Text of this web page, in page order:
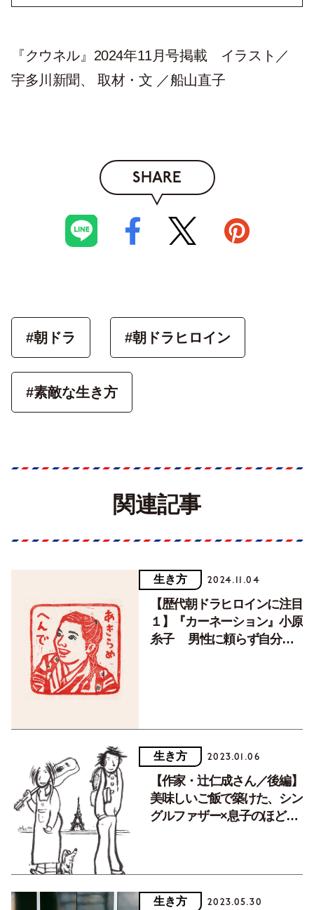
『クウネル』2024年11月号掲載 イラスト／
宇多川新聞、 取材・文 ／船山直子
SHARE
#朝ドラ #朝ドラヒロイン
#素敵な生き方
関連記事
生き方 2024.11.04
【歴代朝ドラヒロインに注目
１】『カーネーション』小原
糸子 男性に頼らず自分の
生き方 2023.01.06
【作家・辻仁成さん／後編】
美味しいご飯で築けた、シン
グルファザー×息子のほどよ
生き方 2023.05.30